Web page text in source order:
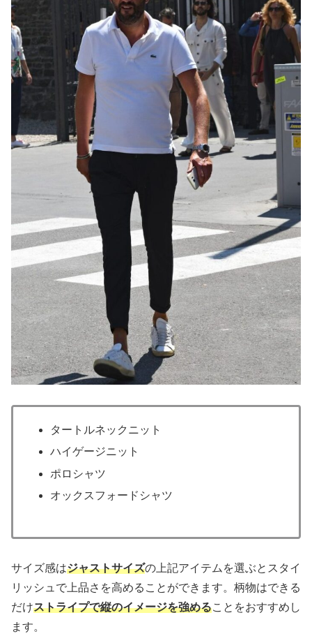
タートルネックニット
ハイゲージニット
ポロシャツ
オックスフォードシャツ
サイズ感はジャストサイズの上記アイテムを選ぶとスタイ
リッシュで上品さを高めることができます。柄物はできる
だけストライプで縦のイメージを強めることをおすすめし
ます。